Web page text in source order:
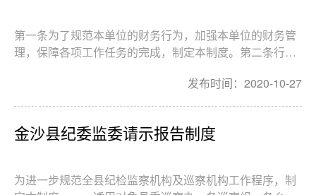
第一条为了规范本单位的财务行为，加强本单位的财务管
理，保障各项工作任务的完成，制定本制度。第二条行政
财务规章制度;厉行节约，制止奢侈浪费;量入为出，保证重
点，兼顾一般;注重资金使用效益。 第三条单位...
发布时间：2020-10-27
金沙县纪委监委请示报告制度
为进一步规范全县纪检监察机构及巡察机构工作程序，制